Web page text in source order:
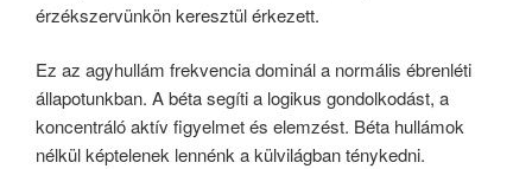
érzékszervünkön keresztül érkezett.
Ez az agyhullám frekvencia dominál a normális ébrenléti
állapotunkban. A béta segíti a logikus gondolkodást, a
koncentráló aktív figyelmet és elemzést. Béta hullámok
nélkül képtelenek lennénk a külvilágban ténykedni.